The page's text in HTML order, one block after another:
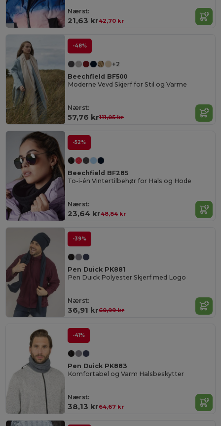
Nærst:
21,63 kr42,70 kr
-48%
+2
Beechfield BF500
Moderne Vevd Skjerf for Stil og Varme
Nærst:
57,76 kr111,05 kr
-52%
Beechfield BF285
To-i-én Vintertilbehør for Hals og Hode
Nærst:
23,64 kr48,84 kr
-39%
Pen Duick PK881
Pen Duick Polyester Skjerf med Logo
Nærst:
36,91 kr60,99 kr
-41%
Pen Duick PK883
Komfortabel og Varm Halsbeskytter
Nærst:
38,13 kr64,67 kr